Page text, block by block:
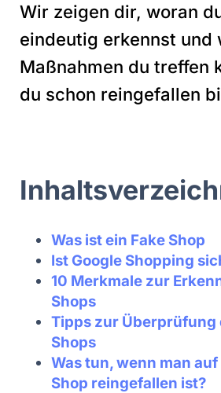
Wir zeigen dir, woran
eindeutig erkennst und
Maßnahmen du treffen
du schon reingefallen
Was ist ein Fake Shop
Ist Google Shopping
10 Merkmale zur
Shops
Tipps zur Überprüfung
Shops
Was tun, wenn man
Shop reingefallen ist?